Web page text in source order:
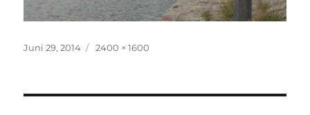
Veröffentlicht
Juni 29, 2014 Originalgröße
2400 × 1600